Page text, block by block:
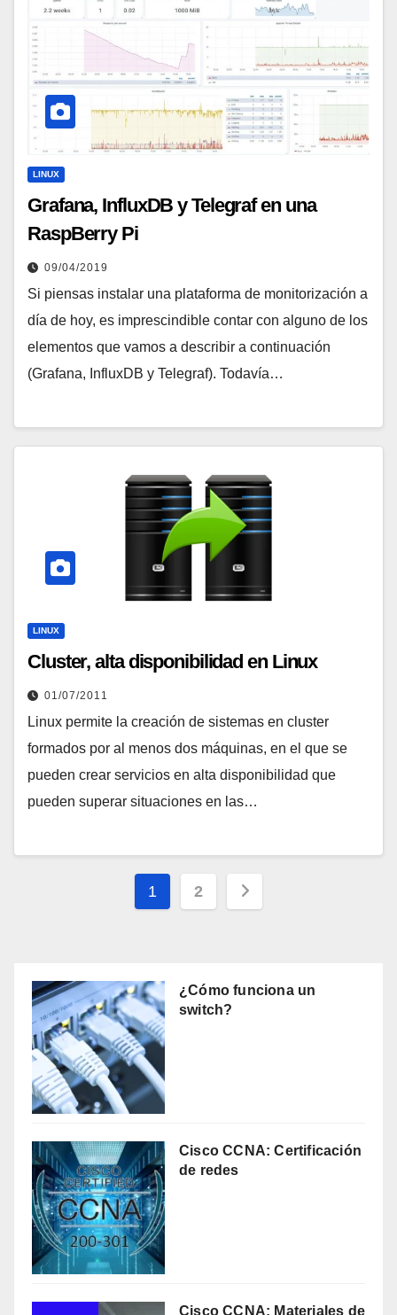
LINUX
Grafana, InfluxDB y Telegraf en una
RaspBerry Pi
09/04/2019
Si piensas instalar una plataforma de monitorización a
día de hoy, es imprescindible contar con alguno de los
elementos que vamos a describir a continuación
(Grafana, InfluxDB y Telegraf). Todavía…
LINUX
Cluster, alta disponibilidad en Linux
01/07/2011
Linux permite la creación de sistemas en cluster
formados por al menos dos máquinas, en el que se
pueden crear servicios en alta disponibilidad que
pueden superar situaciones en las…
Paginación
1 2
¿Cómo funciona un
switch?
Cisco CCNA: Certificación
de redes
Cisco CCNA: Materiales de